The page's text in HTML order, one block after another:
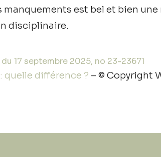
est bel et bien une
disciplinaire.
17 septembre 2025, no 23-23671
quelle différence ? – © Copyright